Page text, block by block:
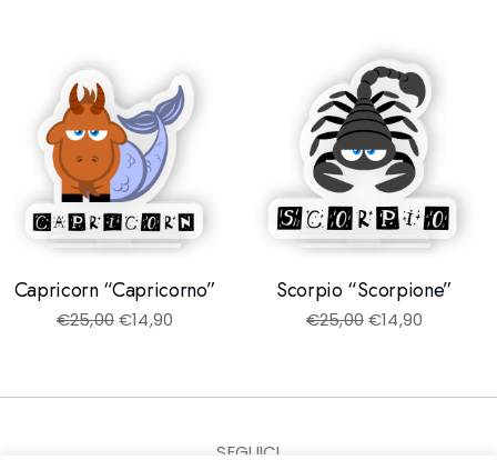
Capricorn “Capricorno”
€25,00€14,90
Scorpio “Scorpione”
€25,00€14,90
SEGUICI